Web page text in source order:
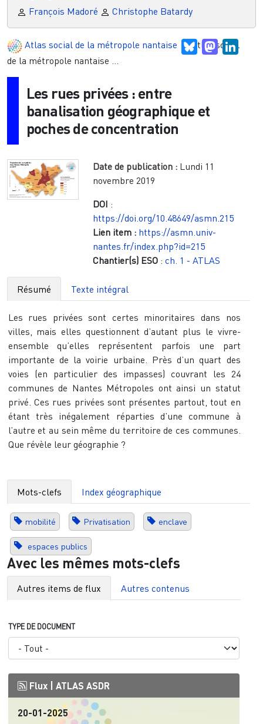
François Madoré Christophe Batardy
Atlas social de la métropole nantaise
Atlas social
de la métropole nantaise ...
BlueskyMastodon
Les rues privées : entre
banalisation géographique et
poches de concentration
Date de publication : Lundi 11
novembre 2019
DOI :
https://doi.org/10.48649/asmn.215
Lien item : https://asmn.univ-
nantes.fr/index.php?id=215
Chantier(s) ESO: ch. 1 - ATLAS
Résumé Texte intégral
Les rues privées sont certes minoritaires dans nos
villes, mais elles questionnent d’autant plus le vivre-
ensemble qu’elles représentent parfois une part
importante de la voirie urbaine. Près d’un quart des
voies (en particulier des impasses) couvrant les 24
communes de Nantes Métropoles ont ainsi un statut
privé. Ces rues privées sont présentes partout, tout en
étant très inégalement réparties d’une commune à
l’autre et au sein même du territoire de ces communes.
Que révèle leur géographie ?
Mots-clefs Index géographique
mobilité Privatisation enclave
espaces publics
Avec les mêmes mots-clefs
Autres items de flux Autres contenus
TYPE DE DOCUMENT
Flux | ATLAS ASDR
20-01-2025